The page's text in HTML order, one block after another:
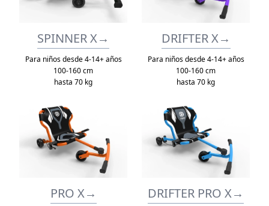
SPINNER X→
Para niños desde 4-14+ años
100-160 cm
hasta 70 kg
DRIFTER X→
Para niños desde 4-14+ años
100-160 cm
hasta 70 kg
PRO X→ DRIFTER PRO X→